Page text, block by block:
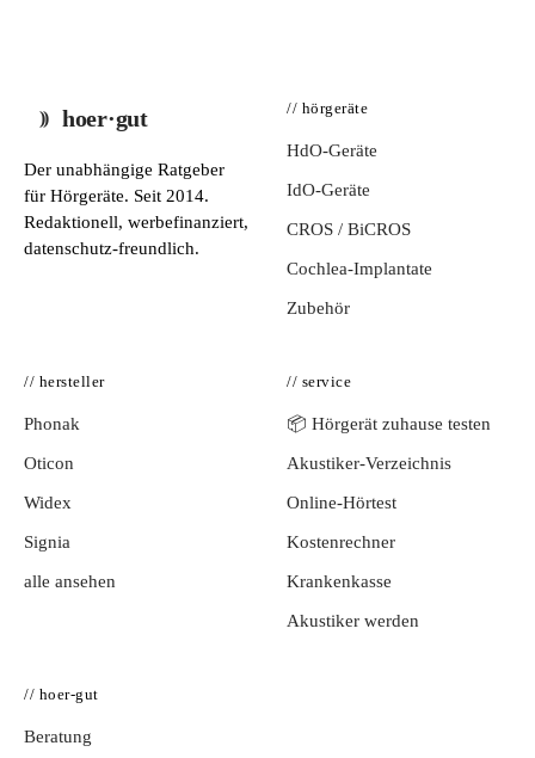
hoer·gut
Der unabhängige Ratgeber
für Hörgeräte. Seit 2014.
Redaktionell, werbefinanziert,
datenschutz-freundlich.
// hörgeräte
HdO-Geräte
IdO-Geräte
CROS / BiCROS
Cochlea-Implantate
Zubehör
// hersteller
Phonak
Oticon
Widex
Signia
alle ansehen
// service
📦 Hörgerät zuhause testen
Akustiker-Verzeichnis
Online-Hörtest
Kostenrechner
Krankenkasse
Akustiker werden
// hoer-gut
Beratung